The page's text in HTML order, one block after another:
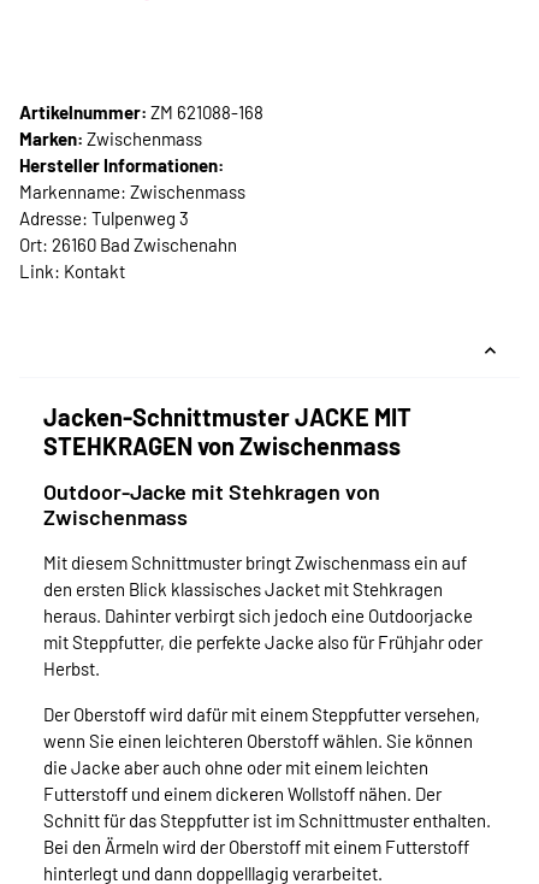
Artikelnummer: ZM 621088-168
Marken: Zwischenmass
Hersteller Informationen:
Markenname: Zwischenmass
Adresse: Tulpenweg 3
Ort: 26160 Bad Zwischenahn
Link: Kontakt
Jacken-Schnittmuster JACKE MIT
STEHKRAGEN von Zwischenmass
Outdoor-Jacke mit Stehkragen von
Zwischenmass
Mit diesem Schnittmuster bringt Zwischenmass ein auf
den ersten Blick klassisches Jacket mit Stehkragen
heraus. Dahinter verbirgt sich jedoch eine Outdoorjacke
mit Steppfutter, die perfekte Jacke also für Frühjahr oder
Herbst.
Der Oberstoff wird dafür mit einem Steppfutter versehen,
wenn Sie einen leichteren Oberstoff wählen. Sie können
die Jacke aber auch ohne oder mit einem leichten
Futterstoff und einem dickeren Wollstoff nähen. Der
Schnitt für das Steppfutter ist im Schnittmuster enthalten.
Bei den Ärmeln wird der Oberstoff mit einem Futterstoff
hinterlegt und dann doppelllagig verarbeitet.